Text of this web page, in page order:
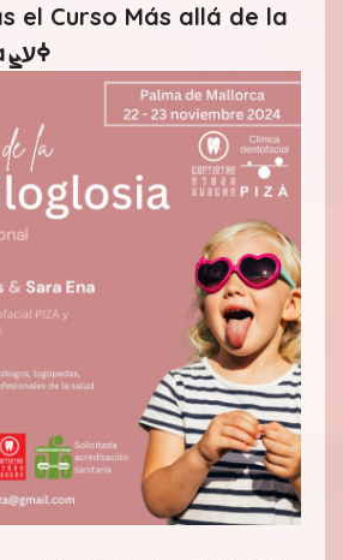
el Curso Más allá de la
Anquiloglosiaߦעܨ